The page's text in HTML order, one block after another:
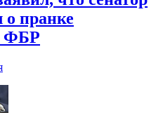
пранке
ФБР